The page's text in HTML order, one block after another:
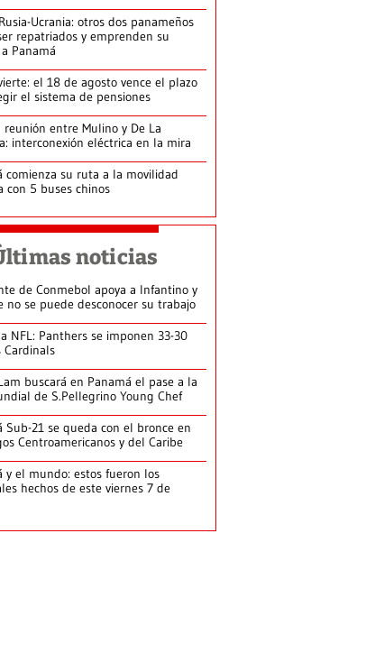
Ucrania: otros dos panameños
repatriados y emprenden su
Panamá
el 18 de agosto vence el plazo
el sistema de pensiones
reunión entre Mulino y De La
interconexión eléctrica en la mira
comienza su ruta a la movilidad
con 5 buses chinos
noticias
de Conmebol apoya a Infantino y
no se puede desconocer su trabajo
NFL: Panthers se imponen 33-30
Cardinals
buscará en Panamá el pase a la
de S.Pellegrino Young Chef
Sub-21 se queda con el bronce en
Centroamericanos y del Caribe
y el mundo: estos fueron los
hechos de este viernes 7 de